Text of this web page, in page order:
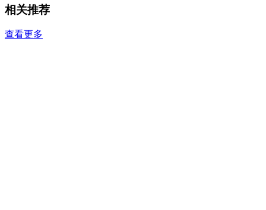
相关推荐
查看更多